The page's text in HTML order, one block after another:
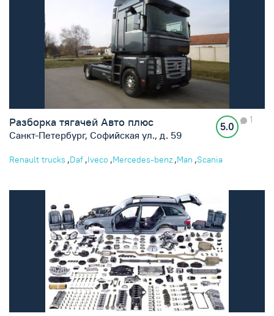
Разборка тягачей Авто плюс
Санкт-Петербург, Софийская ул., д. 59
5.0
1
Renault trucks ,Daf ,Iveco ,Mercedes-benz ,Man ,Scania